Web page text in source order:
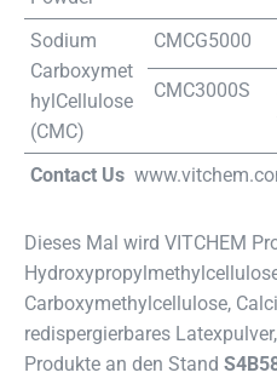
Sodium
Carboxymet
hylCellulose
(CMC)
CMCG5000
CMC3000S
Contact Us
Dieses Mal wird VITCHEM
Carboxymethylcellulose,
redispergierbares
Produkte an den Stand